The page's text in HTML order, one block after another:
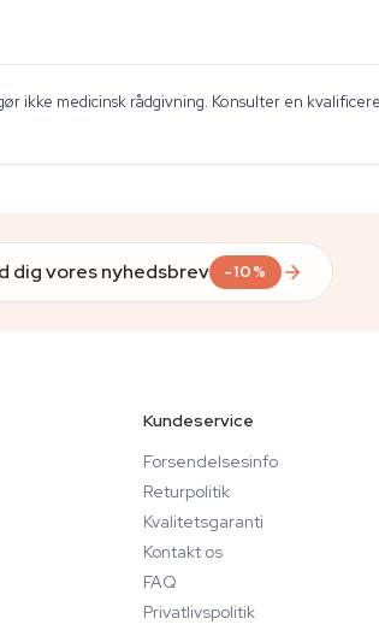
ikke medicinsk rådgivning. Konsulter en
dig vores nyhedsbrev -10%
Kundeservice
Forsendelsesinfo
Returpolitik
Kvalitetsgaranti
Kontakt os
FAQ
Privatlivspolitik